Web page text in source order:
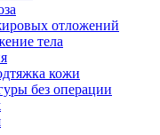
отложений
тела
кожи
без операции